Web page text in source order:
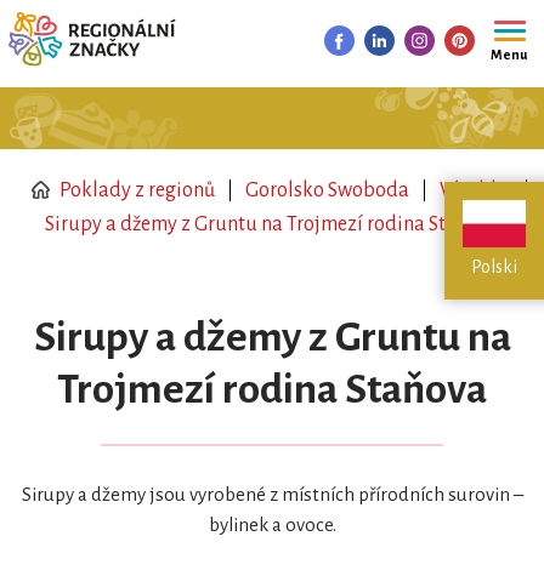
Menu
Polski
Poklady z regionů Gorolsko Swoboda
Výrobky
Sirupy a džemy z Gruntu na Trojmezí rodina Staňova
Sirupy a džemy z Gruntu na
Trojmezí rodina Staňova
Sirupy a džemy jsou vyrobené z místních přírodních surovin –
bylinek a ovoce.